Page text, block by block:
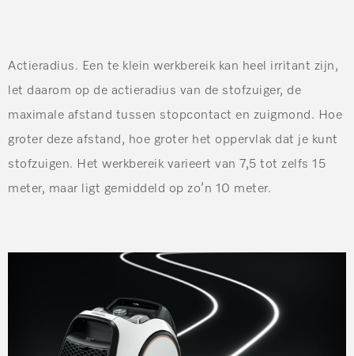
Actieradius. Een te klein werkbereik kan heel irritant zijn,
let daarom op de actieradius van de stofzuiger, de
maximale afstand tussen stopcontact en zuigmond. Hoe
groter deze afstand, hoe groter het oppervlak dat je kunt
stofzuigen. Het werkbereik varieert van 7,5 tot zelfs 15
meter, maar ligt gemiddeld op zo’n 10 meter.